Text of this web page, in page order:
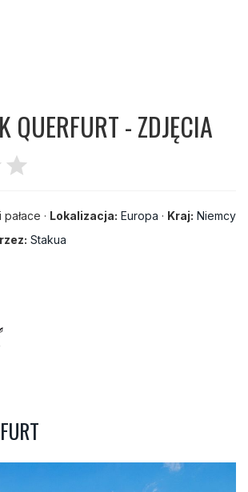
QUERFURT - ZDJĘCIA
star
· Lokalizacja: Europa · Kraj: Niemcy
Stakua